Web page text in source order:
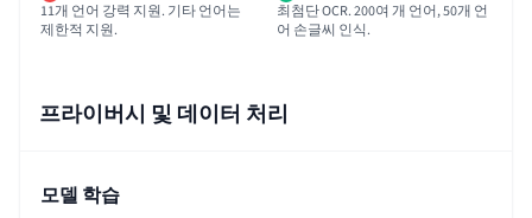
11개 언어 강력 지원. 기타 언어는
제한적 지원.
최첨단 OCR. 200여 개 언어, 50개 언
어 손글씨 인식.
프라이버시 및 데이터 처리
모델 학습